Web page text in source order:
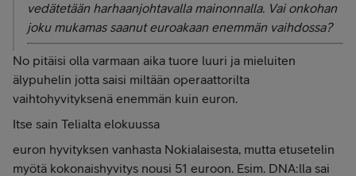
vedätetään harhaanjohtavalla mainonnalla. Vai onkohan
joku mukamas saanut euroakaan enemmän vaihdossa?
No pitäisi olla varmaan aika tuore luuri ja mieluiten
älypuhelin jotta saisi miltään operaattorilta
vaihtohyvityksenä enemmän kuin euron.
Itse sain Telialta elokuussa
euron hyvityksen vanhasta Nokialaisesta, mutta etusetelin
myötä kokonaishyvitys nousi 51 euroon. Esim. DNA:lla sai